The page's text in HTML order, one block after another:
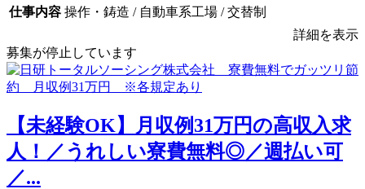
仕事内容 操作・鋳造 / 自動車系工場 / 交替制
詳細を表示
募集が停止しています
【未経験OK】月収例31万円の高収入求
人！／うれしい寮費無料◎／週払い可
／...